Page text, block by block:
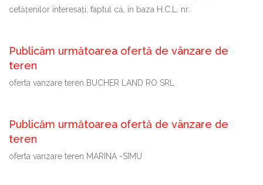
cetăţenilor interesaţi, faptul că, in baza H.C.L. nr.
Publicăm următoarea ofertă de vânzare de
teren
oferta vanzare teren BUCHER LAND RO SRL
Publicăm următoarea ofertă de vânzare de
teren
oferta vanzare teren MARINA -SIMU